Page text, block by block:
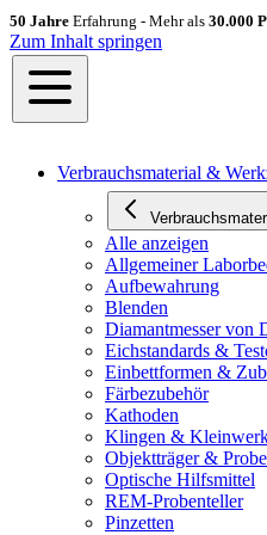
50 Jahre Erfahrung - Mehr als 30.000
Zum Inhalt springen
Verbrauchsmaterial &
Alle anzeigen
Allgemeiner
Aufbewahrung
Blenden
Diamantmesser von
Eichstandards &
Einbettformen &
Färbezubehör
Kathoden
Klingen &
Objektträger &
Optische Hilfsmittel
REM-Probenteller
Pinzetten